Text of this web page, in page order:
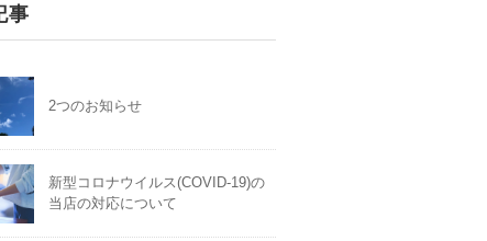
事
2つのお知らせ
新型コロナウイルス(COVID-19)の
当店の対応について